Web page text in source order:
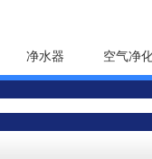
净水器 空气净